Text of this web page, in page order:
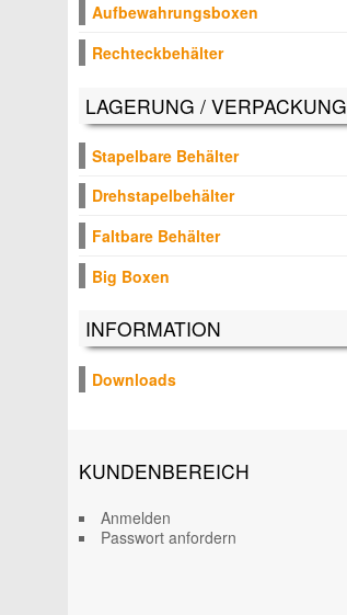
Aufbewahrungsboxen
Rechteckbehälter
LAGERUNG / VERPACKUNG
Stapelbare Behälter
Drehstapelbehälter
Faltbare Behälter
Big Boxen
INFORMATION
Downloads
KUNDENBEREICH
Anmelden
Passwort anfordern